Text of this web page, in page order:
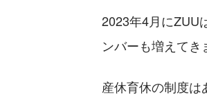
2023年4月にZUU
ンバーも増えてき
産休育休の制度